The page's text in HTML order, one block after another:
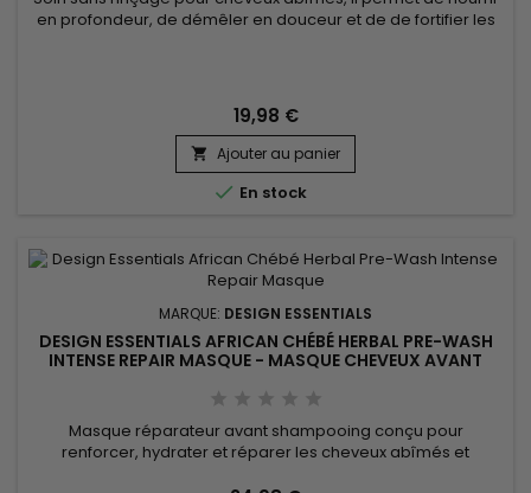
en profondeur, de démêler en douceur et de de fortifier les
en adoucissant chaque mèche de la racine à la pointe
grâce à un...
19,98 €
 Ajouter au panier
 En stock
MARQUE: DESIGN ESSENTIALS
DESIGN ESSENTIALS AFRICAN CHÉBÉ HERBAL PRE-WASH
INTENSE REPAIR MASQUE - MASQUE CHEVEUX AVANT
Masque réparateur avant shampooing conçu pour
renforcer, hydrater et réparer les cheveux abîmés et